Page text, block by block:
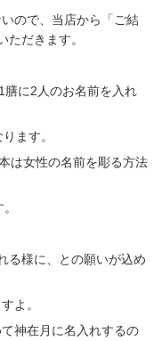
ので、当店から「ご結
ただきます。
1 膳に2 人のお名前を入れ
ます。
は女性の名前を彫る方法
る様に、との願いが込め
よ。
神在月に名入れするの